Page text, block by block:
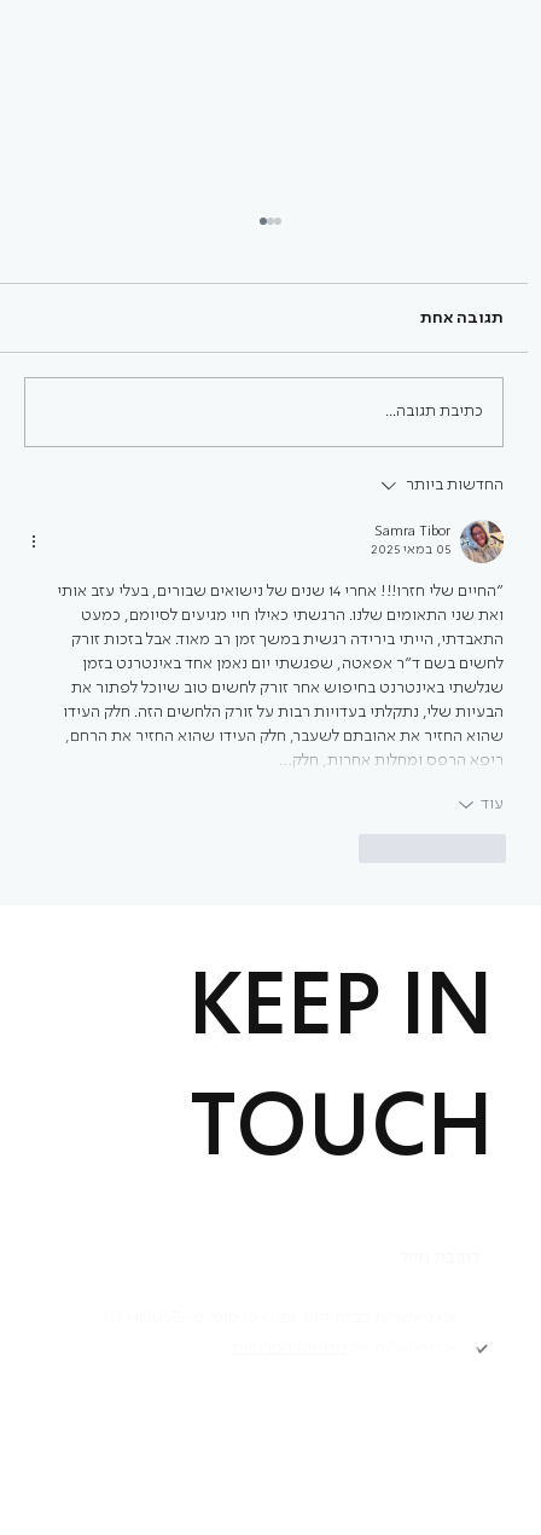
לבנות שגרת אימונים שמחזיקה לאורך זמן?
תגובה אחת
כתיבת תגובה...
החדשות ביותר
Samra Tibor
05 במאי 2025
"החיים שלי חזרו!!! אחרי 14 שנים של נישואים שבורים, בעלי עזב אותי
ואת שני התאומים שלנו. הרגשתי כאילו חיי מגיעים לסיומם, כמעט
התאבדתי, הייתי בירידה רגשית במשך זמן רב מאוד. אבל בזכות זורק
לחשים בשם ד"ר אפאטה, שפגשתי יום נאמן אחד באינטרנט בזמן
שגלשתי באינטרנט בחיפוש אחר זורק לחשים טוב שיוכל לפתור את
הבעיות שלי, נתקלתי בעדויות רבות על זורק הלחשים הזה. חלק העידו
שהוא החזיר את אהובתם לשעבר, חלק העידו שהוא החזיר את הרחם,
ריפא הרפס ומחלות אחרות, חלק…
עוד
KEEP IN
TOUCH
Academy תקנון